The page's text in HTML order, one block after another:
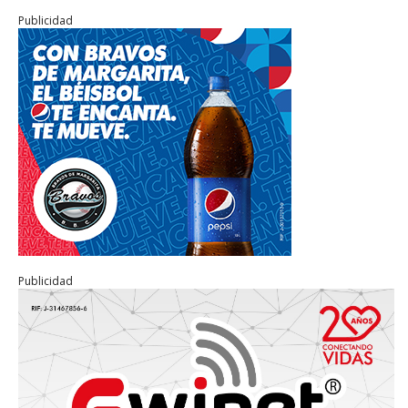
Publicidad
Publicidad